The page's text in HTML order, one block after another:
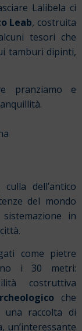
Lalibela ci
Leab, costruita
tesori che
tamburi dipinti,
pranziamo e
dell’antico
del mondo
in
come pietre
i 30 metri:
costruttiva
che
raccolta di
un’interessante